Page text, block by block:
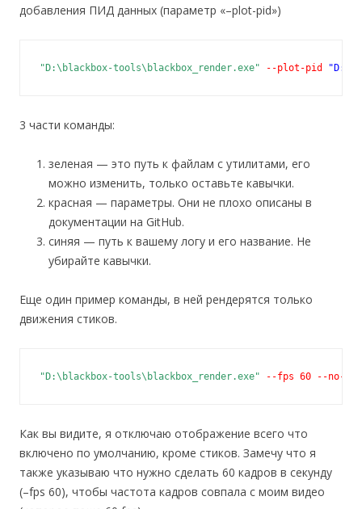
добавления ПИД данных (параметр «–plot-pid»)
"D:\blackbox-tools\blackbox_render.exe" --plot-pid
3 части команды:
зеленая — это путь к файлам с утилитами, его
можно изменить, только оставьте кавычки.
красная — параметры. Они не плохо описаны в
документации на GitHub.
синяя — путь к вашему логу и его название. Не
убирайте кавычки.
Еще один пример команды, в ней рендерятся только
движения стиков.
"D:\blackbox-tools\blackbox_render.exe" --fps 60 --no-
Как вы видите, я отключаю отображение всего что
включено по умолчанию, кроме стиков. Замечу что я
также указываю что нужно сделать 60 кадров в секунду
(–fps 60), чтобы частота кадров совпала с моим видео